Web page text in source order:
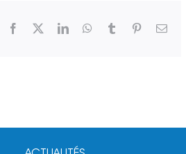
Facebook LinkedInWhatsApp
Tumblr PinterestEmail